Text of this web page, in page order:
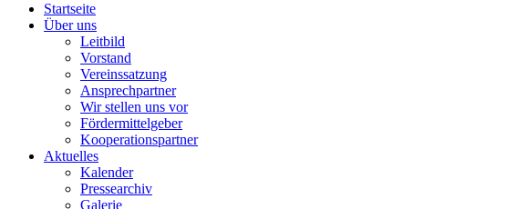
Startseite
Über uns
Leitbild
Vorstand
Vereinssatzung
Ansprechpartner
Wir stellen uns vor
Fördermittelgeber
Kooperationspartner
Aktuelles
Kalender
Pressearchiv
Galerie